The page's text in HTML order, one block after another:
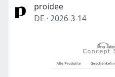
proidee
DE · 2026-3-14